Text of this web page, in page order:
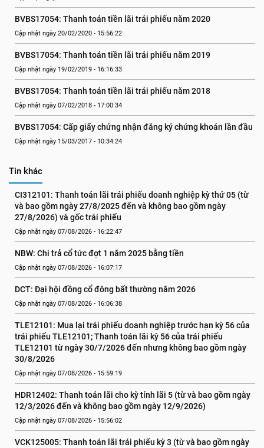
BVBS17054: Thanh toán tiền lãi trái phiếu năm 2020
Cập nhật ngày 20/02/2020 - 15:56:22
BVBS17054: Thanh toán tiền lãi trái phiếu năm 2019
Cập nhật ngày 19/02/2019 - 16:16:33
BVBS17054: Thanh toán tiền lãi trái phiếu năm 2018
Cập nhật ngày 07/02/2018 - 17:00:34
BVBS17054: Cấp giấy chứng nhận đăng ký chứng khoán lần đầu
Cập nhật ngày 15/03/2017 - 10:34:24
Tin khác
CI312101: Thanh toán lãi trái phiếu doanh nghiệp kỳ thứ 05 (từ
và bao gồm ngày 27/8/2025 đến và không bao gồm ngày
27/8/2026) và gốc trái phiếu
Cập nhật ngày 07/08/2026 - 16:22:47
NBW: Chi trả cổ tức đợt 1 năm 2025 bằng tiền
Cập nhật ngày 07/08/2026 - 16:07:17
DCT: Đại hội đồng cổ đông bất thường năm 2026
Cập nhật ngày 07/08/2026 - 16:06:38
TLE12101: Mua lại trái phiếu doanh nghiệp trước hạn kỳ 56 của
trái phiếu TLE12101; Thanh toán lãi kỳ 56 của trái phiếu
TLE12101 từ ngày 30/7/2026 đến nhưng không bao gồm ngày
30/8/2026
Cập nhật ngày 07/08/2026 - 15:59:19
HDR12402: Thanh toán lãi cho kỳ tính lãi 5 (từ và bao gồm ngày
12/3/2026 đến và không bao gồm ngày 12/9/2026)
Cập nhật ngày 07/08/2026 - 15:56:02
VCK125005: Thanh toán lãi trái phiếu kỳ 3 (từ và bao gồm ngày